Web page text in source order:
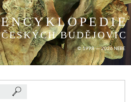
ENCYKLOPEDIE
ČESKÝCH BUDĚJOVIC
© 1998 — 2026 NEBE